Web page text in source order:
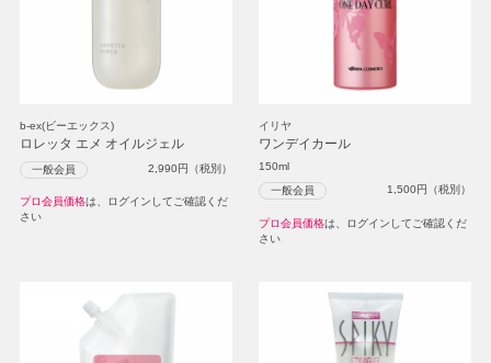
b-ex(ビーエックス)
ロレッタ エメ オイルジェル
一般会員 2,990円（税別）
プロ会員価格は、ログインしてご確認くだ
さい
イリヤ
ワンデイカール
150ml
一般会員 1,500円（税別）
プロ会員価格は、ログインしてご確認くだ
さい